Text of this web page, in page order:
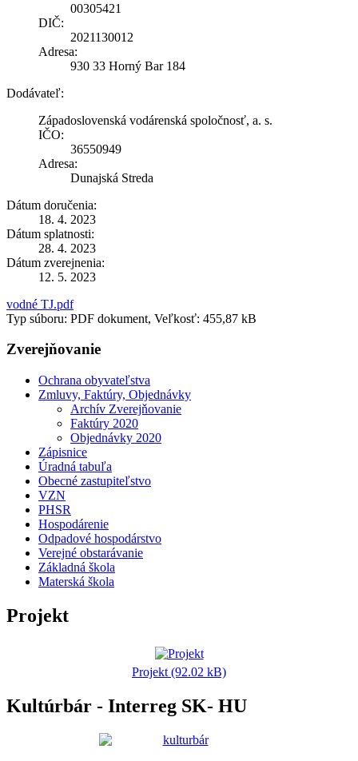
00305421
DIČ:
2021130012
Adresa:
930 33 Horný Bar 184
Dodávateľ:
Západoslovenská vodárenská spoločnosť, a. s.
IČO:
36550949
Adresa:
Dunajská Streda
Dátum doručenia:
18. 4. 2023
Dátum splatnosti:
28. 4. 2023
Dátum zverejnenia:
12. 5. 2023
vodné TJ.pdf
Typ súboru: PDF dokument, Veľkosť: 455,87 kB
Zverejňovanie
Ochrana obyvateľstva
Zmluvy, Faktúry, Objednávky
Archív Zverejňovanie
Faktúry 2020
Objednávky 2020
Zápisnice
Úradná tabuľa
Obecné zastupiteľstvo
VZN
PHSR
Hospodárenie
Odpadové hospodárstvo
Verejné obstarávanie
Základná škola
Materská škola
Projekt
Projekt (92.02 kB)
Kultúrbár - Interreg SK- HU